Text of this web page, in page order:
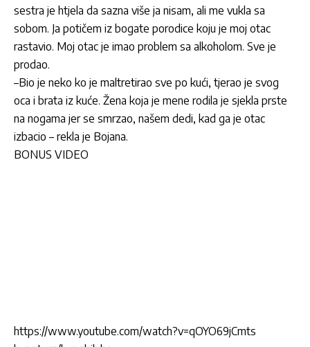
sestra je htjela da sazna više ja nisam, ali me vukla sa
sobom. Ja potičem iz bogate porodice koju je moj otac
rastavio. Moj otac je imao problem sa alkoholom. Sve je
prodao.
–Bio je neko ko je maltretirao sve po kući, tjerao je svog
oca i brata iz kuće. Žena koja je mene rodila je sjekla prste
na nogama jer se smrzao, našem dedi, kad ga je otac
izbacio – rekla je Bojana.
BONUS VIDEO
https://www.youtube.com/watch?v=qOYO69jCmts